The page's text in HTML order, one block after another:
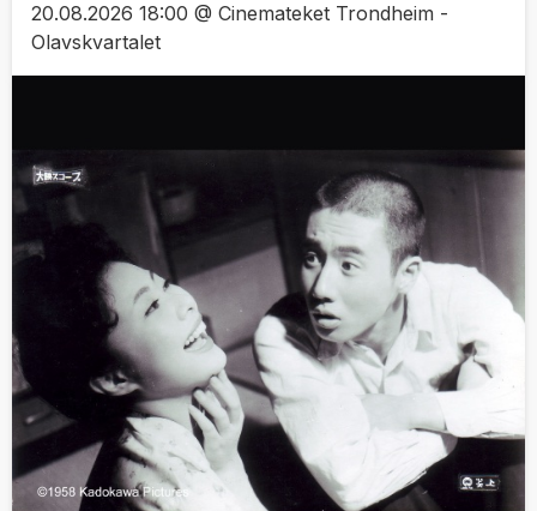
20.08.2026 18:00 @ Cinemateket Trondheim -
Olavskvartalet